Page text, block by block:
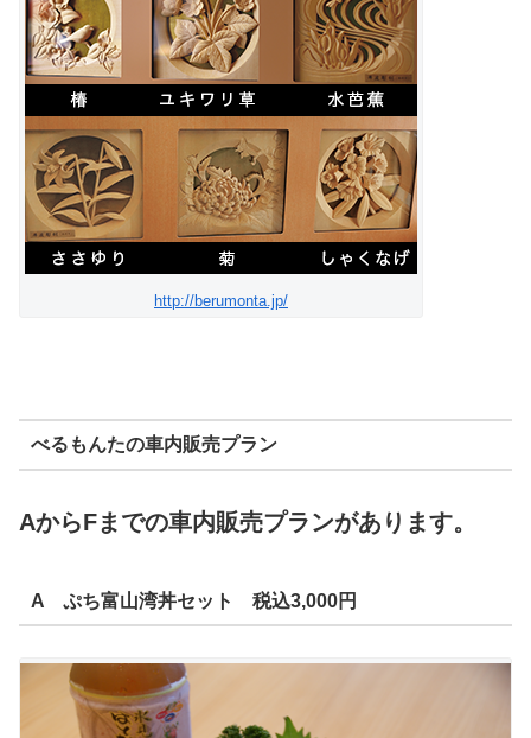
http://berumonta.jp/
べるもんたの車内販売プラン
AからFまでの車内販売プランがあります。
A ぷち富山湾丼セット 税込3,000円